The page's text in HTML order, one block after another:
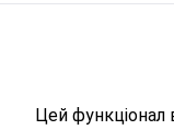
Цей функціонал